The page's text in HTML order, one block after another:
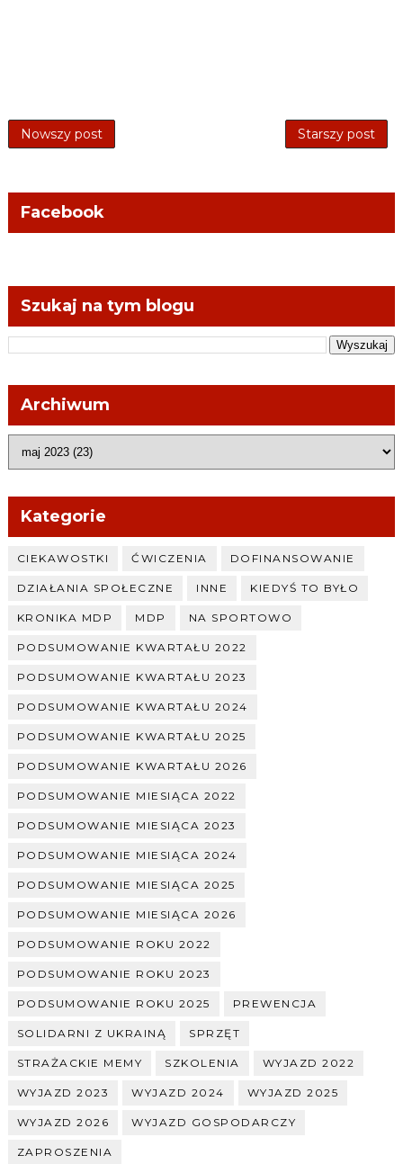
Nowszy post Starszy post
Facebook
Szukaj na tym blogu
Archiwum
Kategorie
CIEKAWOSTKI ĆWICZENIA DOFINANSOWANIE
DZIAŁANIA SPOŁECZNE INNE KIEDYŚ TO BYŁO
KRONIKA MDP MDP NA SPORTOWO
PODSUMOWANIE KWARTAŁU 2022
PODSUMOWANIE KWARTAŁU 2023
PODSUMOWANIE KWARTAŁU 2024
PODSUMOWANIE KWARTAŁU 2025
PODSUMOWANIE KWARTAŁU 2026
PODSUMOWANIE MIESIĄCA 2022
PODSUMOWANIE MIESIĄCA 2023
PODSUMOWANIE MIESIĄCA 2024
PODSUMOWANIE MIESIĄCA 2025
PODSUMOWANIE MIESIĄCA 2026
PODSUMOWANIE ROKU 2022
PODSUMOWANIE ROKU 2023
PODSUMOWANIE ROKU 2025 PREWENCJA
SOLIDARNI Z UKRAINĄ SPRZĘT
STRAŻACKIE MEMY SZKOLENIA WYJAZD 2022
WYJAZD 2023 WYJAZD 2024 WYJAZD 2025
WYJAZD 2026 WYJAZD GOSPODARCZY
ZAPROSZENIA